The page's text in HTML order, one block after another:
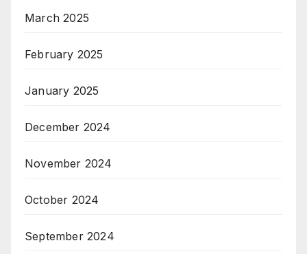
March 2025
February 2025
January 2025
December 2024
November 2024
October 2024
September 2024